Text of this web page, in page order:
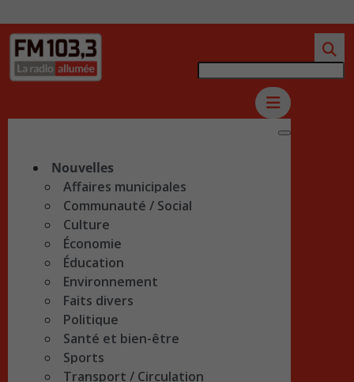
Nouvelles
Affaires municipales
Communauté / Social
Culture
Économie
Éducation
Environnement
Faits divers
Politique
Santé et bien-être
Sports
Transport / Circulation